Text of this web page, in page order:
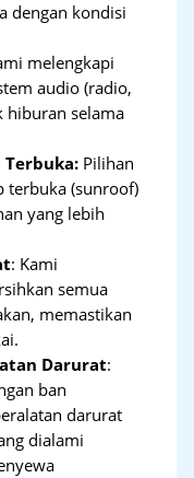
dengan kondisi
melengkapi
audio (radio,
hiburan selama
Terbuka: Pilihan
terbuka (sunroof)
yang lebih
: Kami
semua
memastikan
Darurat:
ban
darurat
dialami